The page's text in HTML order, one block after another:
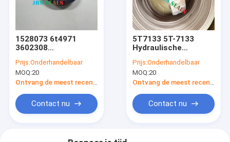
1528073 6t4971
3602308
Cilinderlader Lift Tift
Stuurstofafdichting
Prijs:Onderhandelbaar
MOQ:20
Ontvang de meest recente Prijs
Contact nu
5T7133 5T-7133
Hydraulische
stuurafdichtingsset
Overmaat dragen
Prijs:Onderhandelbaar
MOQ:20
Ontvang de meest recente Prijs
Contact nu